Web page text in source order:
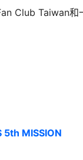
Club Taiwan
5th MISSION